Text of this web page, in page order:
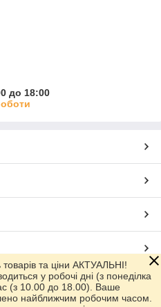
до 18:00
та ціни АКТУАЛЬНІ!
у робочі дні (з понеділка
(з 10.00 до 18.00). Ваше
найближчим робочим часом.